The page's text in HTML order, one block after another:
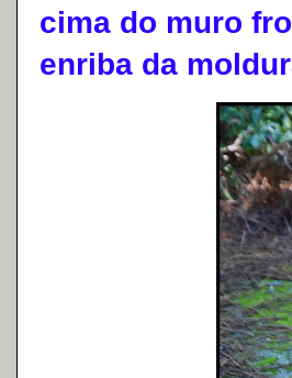
cima do muro
enriba da